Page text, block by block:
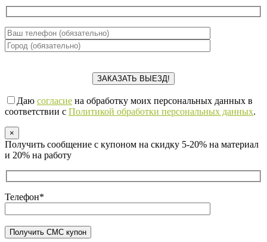
Даю согласие на обработку моих персональных данных в
соответствии с Политикой обработки персональных данных.
×
Получить сообщение с купоном на скидку 5-20% на материал
и 20% на работу
Телефон*